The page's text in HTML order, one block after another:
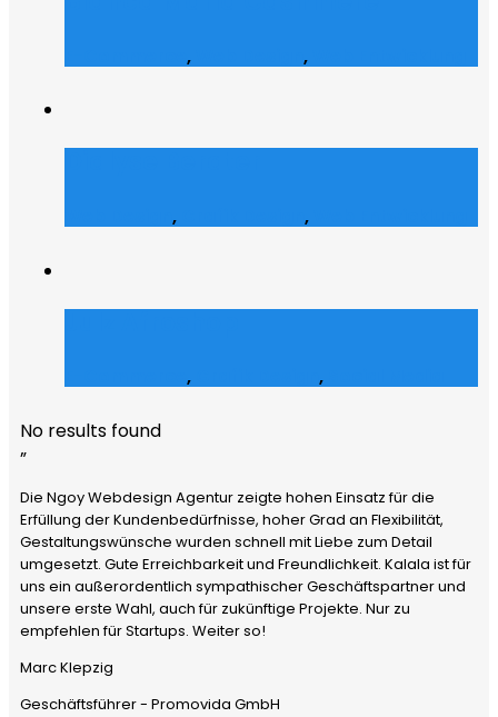
, ,
, ,
, ,
No results found
”
Die Ngoy Webdesign Agentur zeigte hohen Einsatz für die
Erfüllung der Kundenbedürfnisse, hoher Grad an Flexibilität,
Gestaltungswünsche wurden schnell mit Liebe zum Detail
umgesetzt. Gute Erreichbarkeit und Freundlichkeit. Kalala ist für
uns ein außerordentlich sympathischer Geschäftspartner und
unsere erste Wahl, auch für zukünftige Projekte. Nur zu
empfehlen für Startups. Weiter so!
Marc Klepzig
Geschäftsführer - Promovida GmbH